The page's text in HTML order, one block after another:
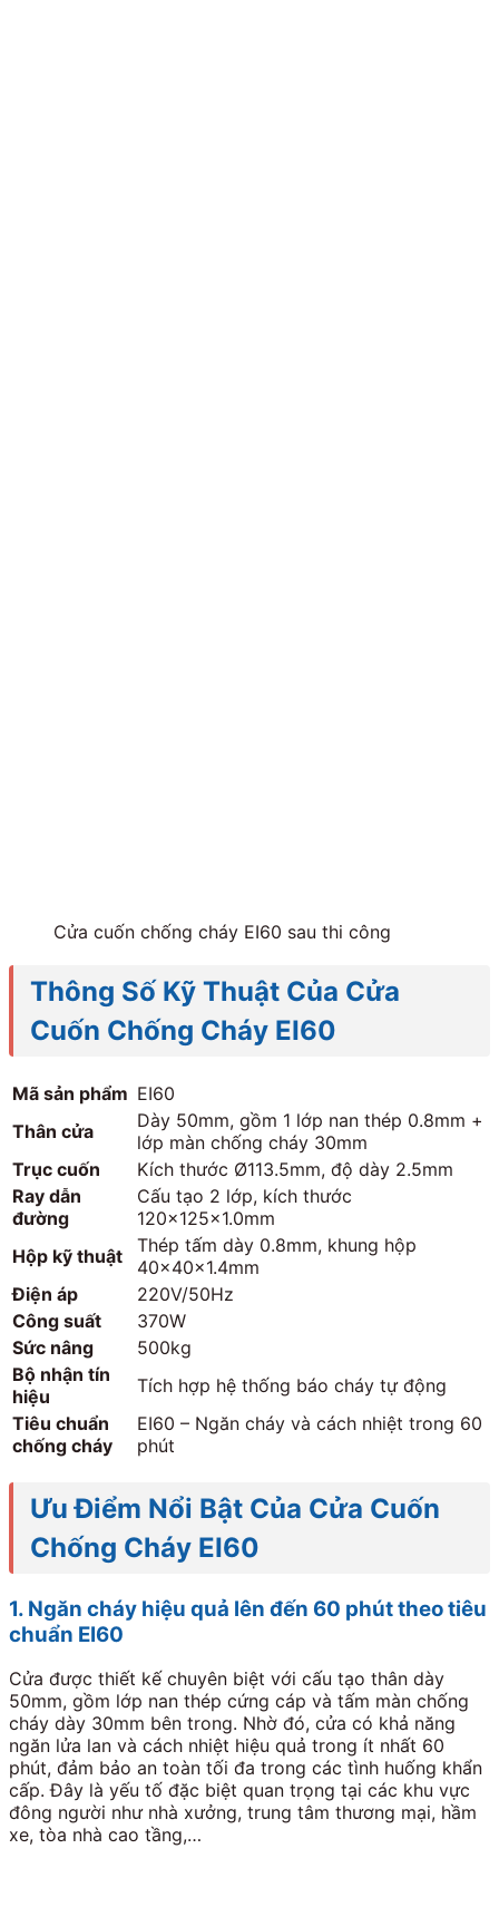
Cửa cuốn chống cháy EI60 sau thi công
Thông Số Kỹ Thuật Của Cửa
Cuốn Chống Cháy EI60
Mã sản phẩm EI60
Thân cửa
Dày 50mm, gồm 1 lớp nan thép 0.8mm +
lớp màn chống cháy 30mm
Trục cuốn
Kích thước Ø113.5mm, độ dày 2.5mm
Ray dẫn
đường
Cấu tạo 2 lớp, kích thước
120x125x1.0mm
Hộp kỹ thuật
Thép tấm dày 0.8mm, khung hộp
40x40x1.4mm
Điện áp
220V/50Hz
Công suất
370W
Sức nâng
500kg
Bộ nhận tín
hiệu
Tích hợp hệ thống báo cháy tự động
Tiêu chuẩn
chống cháy
EI60 – Ngăn cháy và cách nhiệt trong 60
phút
Ưu Điểm Nổi Bật Của Cửa Cuốn
Chống Cháy EI60
1. Ngăn cháy hiệu quả lên đến 60 phút theo tiêu
chuẩn EI60
Cửa được thiết kế chuyên biệt với cấu tạo thân dày
50mm, gồm lớp nan thép cứng cáp và tấm màn chống
cháy dày 30mm bên trong. Nhờ đó, cửa có khả năng
ngăn lửa lan và cách nhiệt hiệu quả trong ít nhất 60
phút, đảm bảo an toàn tối đa trong các tình huống khẩn
cấp. Đây là yếu tố đặc biệt quan trọng tại các khu vực
đông người như nhà xưởng, trung tâm thương mại, hầm
xe, tòa nhà cao tầng,…